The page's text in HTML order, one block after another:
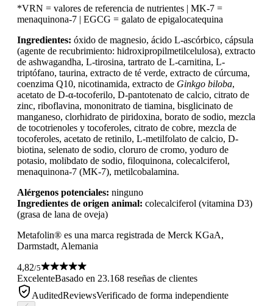
*VRN = valores de referencia de nutrientes | MK-7 =
menaquinona-7 | EGCG = galato de epigalocatequina
Ingredientes: óxido de magnesio, ácido L-ascórbico, cápsula
(agente de recubrimiento: hidroxipropilmetilcelulosa), extracto
de ashwagandha, L-tirosina, tartrato de L-carnitina, L-
triptófano, taurina, extracto de té verde, extracto de cúrcuma,
coenzima Q10, nicotinamida, extracto de Ginkgo biloba,
acetato de D-α-tocoferilo, D-pantotenato de calcio, citrato de
zinc, riboflavina, mononitrato de tiamina, bisglicinato de
manganeso, clorhidrato de piridoxina, borato de sodio, mezcla
de tocotrienoles y tocoferoles, citrato de cobre, mezcla de
tocoferoles, acetato de retinilo, L-metilfolato de calcio, D-
biotina, selenato de sodio, cloruro de cromo, yoduro de
potasio, molibdato de sodio, filoquinona, colecalciferol,
menaquinona-7 (MK-7), metilcobalamina.
Alérgenos potenciales: ninguno
Ingredientes de origen animal: colecalciferol (vitamina D3)
(grasa de lana de oveja)
Metafolin® es una marca registrada de Merck KGaA,
Darmstadt, Alemania
4,82/5
ExcelenteBasado en 23.168 reseñas de clientes
AuditedReviewsVerificado de forma independiente